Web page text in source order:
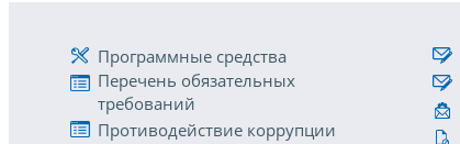
Программные средства
Перечень обязательных
требований
Противодействие коррупции